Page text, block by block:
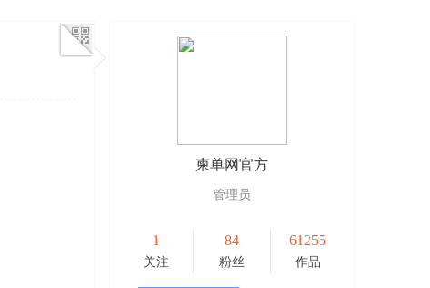
柬单网官方
管理员
1
关注
84
粉丝
61255
作品